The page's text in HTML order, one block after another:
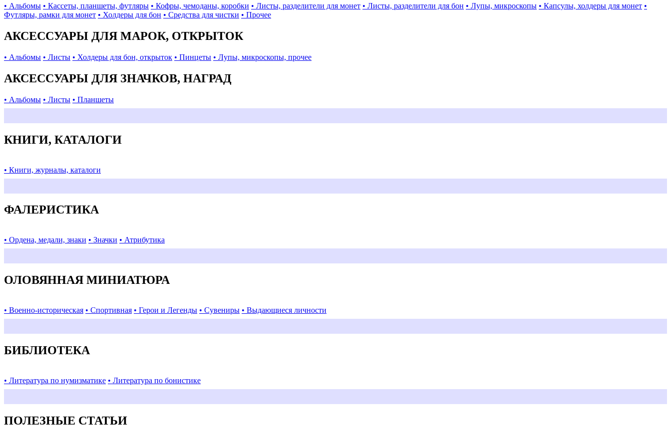
• Альбомы • Кассеты, планшеты, футляры • Кофры, чемоданы, коробки • Листы, разделители для монет • Листы, разделители для бон • Лупы, микроскопы • Капсулы, холдеры для монет •
Футляры, рамки для монет • Холдеры для бон • Средства для чистки • Прочее
АКСЕССУАРЫ ДЛЯ МАРОК, ОТКРЫТОК
• Альбомы • Листы • Холдеры для бон, открыток • Пинцеты • Лупы, микроскопы, прочее
АКСЕССУАРЫ ДЛЯ ЗНАЧКОВ, НАГРАД
• Альбомы • Листы • Планшеты
КНИГИ, КАТАЛОГИ
• Книги, журналы, каталоги
ФАЛЕРИСТИКА
• Ордена, медали, знаки • Значки • Атрибутика
ОЛОВЯННАЯ МИНИАТЮРА
• Военно-историческая • Спортивная • Герои и Легенды • Сувениры • Выдающиеся личности
БИБЛИОТЕКА
• Литература по нумизматике • Литература по бонистике
ПОЛЕЗНЫЕ СТАТЬИ